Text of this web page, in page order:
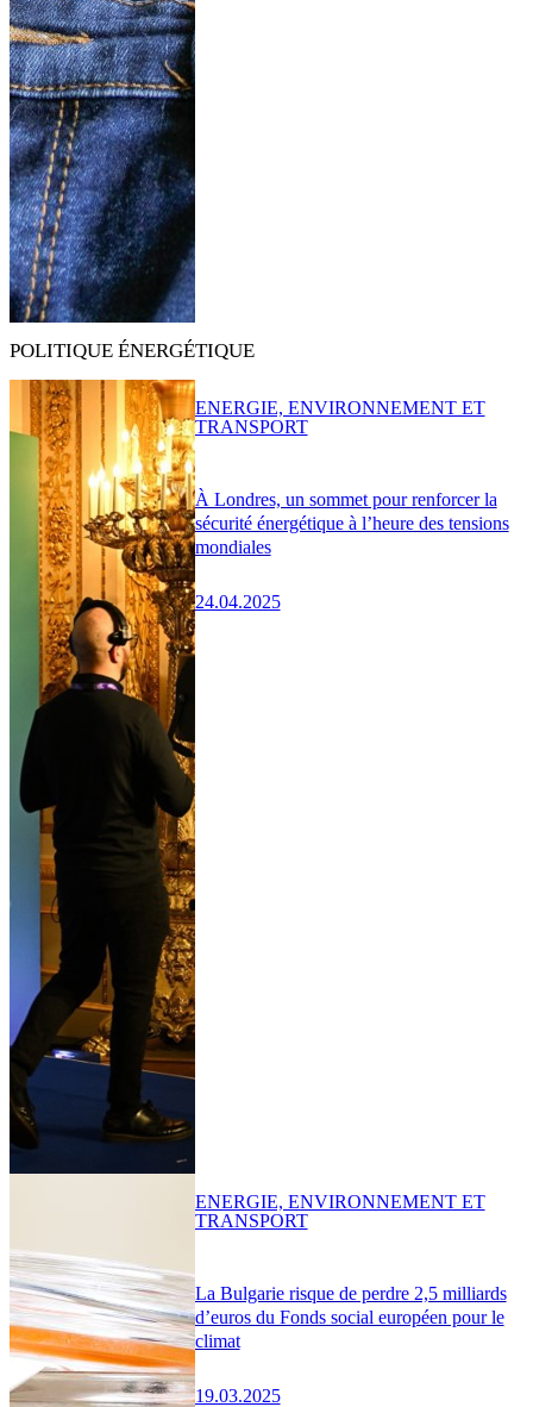
POLITIQUE ÉNERGÉTIQUE
À Londres, un sommet pour renforcer la
sécurité énergétique à l’heure des tensions
mondiales
24.04.2025
ENERGIE, ENVIRONNEMENT ET
TRANSPORT
La Bulgarie risque de perdre 2,5 milliards
d’euros du Fonds social européen pour le
climat
19.03.2025
ENERGIE, ENVIRONNEMENT ET
TRANSPORT